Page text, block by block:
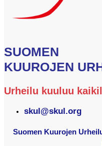
SUOMEN
KUUROJEN
Urheilu kuuluu
skul@skul.org
Suomen Kuurojen